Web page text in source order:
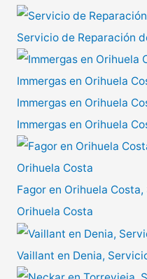
Servicio de Reparación
Immergas en Orihuela
Immergas en Orihuela
Fagor en Orihuela
Orihuela Costa
Vaillant en Denia,